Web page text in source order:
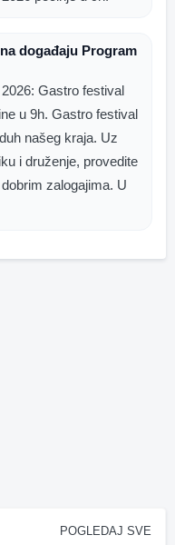
događaju Program
Gastro festival
u 9h. Gastro festival
našeg kraja. Uz
i druženje, provedite
zalogajima. U
POGLEDAJ SVE